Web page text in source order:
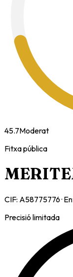
45.7Moderat
Fitxa pública
CIF: A58775776·
Precisió limitada